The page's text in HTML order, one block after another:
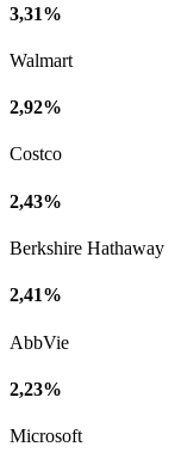
3,31%
Walmart
2,92%
Costco
2,43%
Berkshire Hathaway
2,41%
AbbVie
2,23%
Microsoft